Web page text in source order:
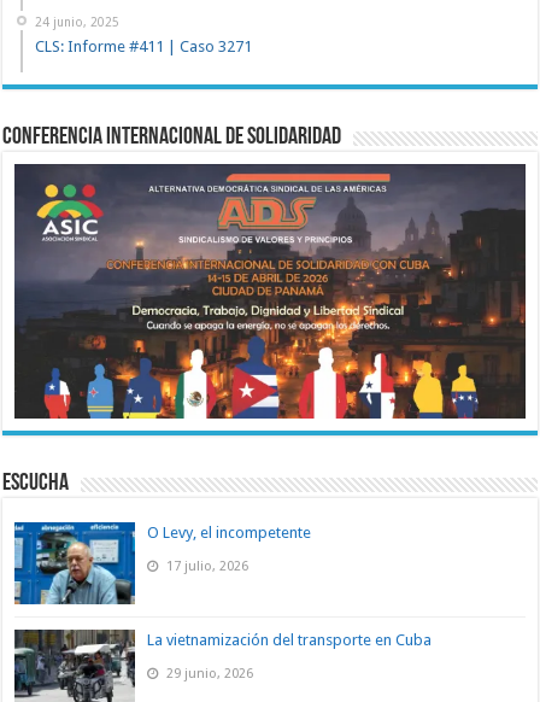
24 junio, 2025
CLS: Informe #411 | Caso 3271
Conferencia Internacional de Solidaridad
ESCUCHA
O Levy, el incompetente
17 julio, 2026
La vietnamización del transporte en Cuba
29 junio, 2026